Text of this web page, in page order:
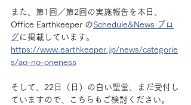
また、第1回／第2回の実施報告を本日、
Office Earthkeeper のSchedule&News ブロ
グ に掲載しています。
https://www.earthkeeper.jp/news/categorie
s/ao-no-oneness
そして、22日（日）の白い聖堂、まだ受付し
ていますので、こちらもご検討ください。